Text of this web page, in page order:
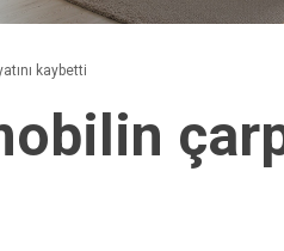
kaybetti